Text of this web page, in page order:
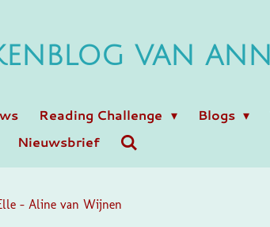
VAN ANN
Reading Challenge Blogs
Nieuwsbrief
- Aline van Wijnen